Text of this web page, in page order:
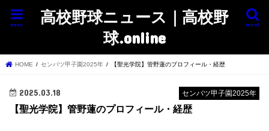
高校野球ニュース｜高校野
球.online
search
menu
HOME センバツ甲子園2025年 【聖光学院】管野蓮のプロフィール・経歴
センバツ甲子園2025年
2025.03.18
【聖光学院】管野蓮のプロフィール・経歴